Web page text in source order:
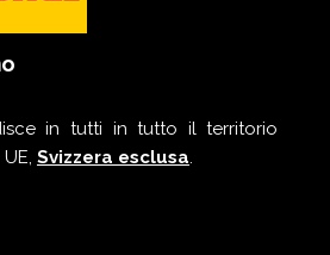
in tutti in tutto il territorio
Svizzera esclusa.